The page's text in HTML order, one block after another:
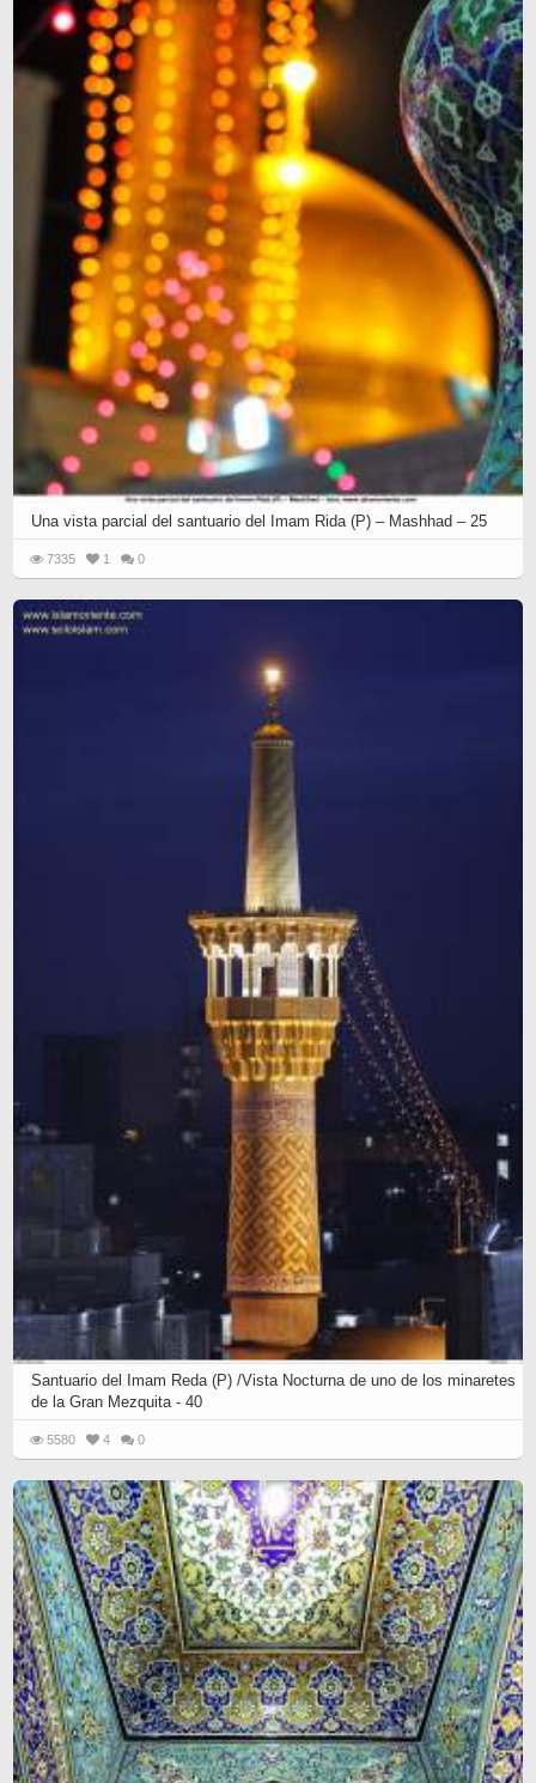
Una vista parcial del santuario del Imam Rida (P) – Mashhad – 25
7335 1 0
Santuario del Imam Reda (P) /Vista Nocturna de uno de los minaretes
de la Gran Mezquita - 40
5580 4 0